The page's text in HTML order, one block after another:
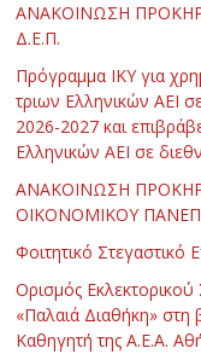
ΑΝΑΚΟΙΝΩΣΗ
Δ.Ε.Π.
Πρόγραμμα ΙΚΥ για
τριων Ελληνικών ΑΕΙ
2026-2027 και
Ελληνικών ΑΕΙ σε
ΑΝΑΚΟΙΝΩΣΗ
ΟΙΚΟΝΟΜΙΚΟΥ
Φοιτητικό Στεγαστικό
Ορισμός Εκλεκτορικού
«Παλαιά Διαθήκη» στη
Καθηγητή της Α.Ε.Α.